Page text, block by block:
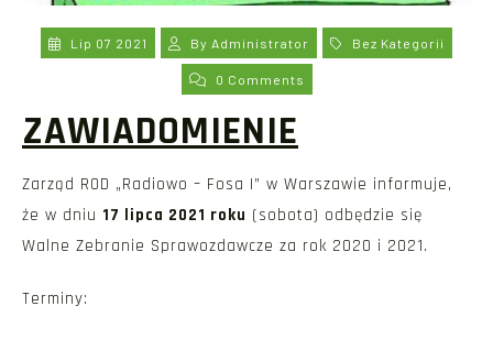
Lip 07 2021 By Administrator Bez Kategorii
0 Comments
ZAWIADOMIENIE
Zarząd ROD „Radiowo – Fosa I” w Warszawie informuje,
że w dniu 17 lipca 2021 roku (sobota) odbędzie się
Walne Zebranie Sprawozdawcze za rok 2020 i 2021.
Terminy: